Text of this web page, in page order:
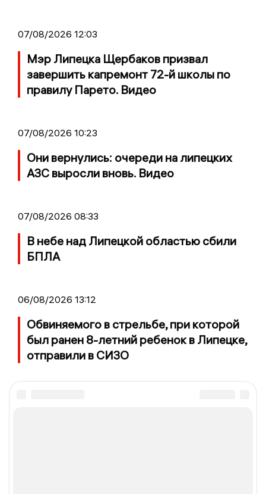
07/08/2026 12:03
Мэр Липецка Щербаков призвал
завершить капремонт 72-й школы по
правилу Парето. Видео
07/08/2026 10:23
Они вернулись: очереди на липецких
АЗС выросли вновь. Видео
07/08/2026 08:33
В небе над Липецкой областью сбили
БПЛА
06/08/2026 13:12
Обвиняемого в стрельбе, при которой
был ранен 8-летний ребенок в Липецке,
отправили в СИЗО